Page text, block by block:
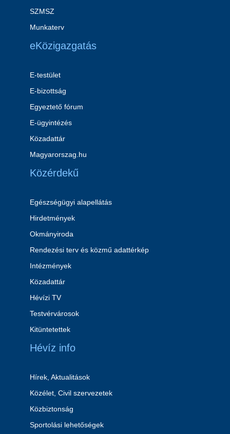
SZMSZ
Munkaterv
eKözigazgatás
E-testület
E-bizottság
Egyeztető fórum
E-ügyintézés
Közadattár
Magyarorszag.hu
Közérdekű
Egészségügyi alapellátás
Hirdetmények
Okmányiroda
Rendezési terv és közmű adattérkép
Intézmények
Közadattár
Hévízi TV
Testvérvárosok
Kitüntetettek
Hévíz info
Hírek, Aktualitások
Közélet, Civil szervezetek
Közbiztonság
Sportolási lehetőségek